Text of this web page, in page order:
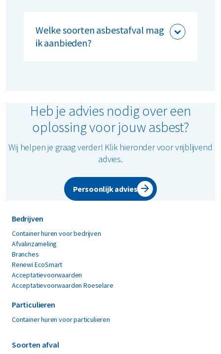
Welke soorten asbestafval mag
ik aanbieden?
niet-hechtgebonden asbestafval (bv.
isolatiemateriaal)
Belangrijk: zorg ervoor dat het asbest
altijd goed verpakt is in asbestzakken of –
zijn om verspreiding van asbestvezels te
voorkomen. Twijfel je of jouw afval onder
klaar om je te adviseren.
Heb je advies nodig over een
oplossing voor jouw asbest?
Wij helpen je graag verder! Klik hieronder voor vrijblijvend
advies.
Persoonlijk advies
Bedrijven
Container huren voor bedrijven
Afvalinzameling
Branches
Renewi EcoSmart
Acceptatievoorwaarden
Acceptatievoorwaarden Roeselare
Particulieren
Container huren voor particulieren
Soorten afval